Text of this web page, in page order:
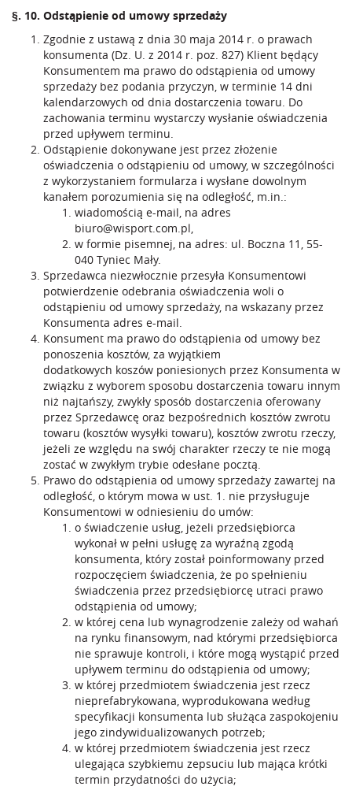
§. 10. Odstąpienie od umowy sprzedaży
Zgodnie z ustawą z dnia 30 maja 2014 r. o prawach
konsumenta (Dz. U. z 2014 r. poz. 827) Klient będący
Konsumentem ma prawo do odstąpienia od umowy
sprzedaży bez podania przyczyn, w terminie 14 dni
kalendarzowych od dnia dostarczenia towaru. Do
zachowania terminu wystarczy wysłanie oświadczenia
przed upływem terminu.
Odstąpienie dokonywane jest przez złożenie
oświadczenia o odstąpieniu od umowy, w szczególności
z wykorzystaniem formularza i wysłane dowolnym
kanałem porozumienia się na odległość, m.in.:
wiadomością e-mail, na adres
biuro@wisport.com.pl,
w formie pisemnej, na adres: ul. Boczna 11, 55-
040 Tyniec Mały.
Sprzedawca niezwłocznie przesyła Konsumentowi
potwierdzenie odebrania oświadczenia woli o
odstąpieniu od umowy sprzedaży, na wskazany przez
Konsumenta adres e-mail.
Konsument ma prawo do odstąpienia od umowy bez
ponoszenia kosztów, za wyjątkiem
dodatkowych koszów poniesionych przez Konsumenta w
związku z wyborem sposobu dostarczenia towaru innym
niż najtańszy, zwykły sposób dostarczenia oferowany
przez Sprzedawcę oraz bezpośrednich kosztów zwrotu
towaru (kosztów wysyłki towaru), kosztów zwrotu rzeczy,
jeżeli ze względu na swój charakter rzeczy te nie mogą
zostać w zwykłym trybie odesłane pocztą.
Prawo do odstąpienia od umowy sprzedaży zawartej na
odległość, o którym mowa w ust. 1. nie przysługuje
Konsumentowi w odniesieniu do umów:
o świadczenie usług, jeżeli przedsiębiorca
wykonał w pełni usługę za wyraźną zgodą
konsumenta, który został poinformowany przed
rozpoczęciem świadczenia, że po spełnieniu
świadczenia przez przedsiębiorcę utraci prawo
odstąpienia od umowy;
w której cena lub wynagrodzenie zależy od wahań
na rynku finansowym, nad którymi przedsiębiorca
nie sprawuje kontroli, i które mogą wystąpić przed
upływem terminu do odstąpienia od umowy;
w której przedmiotem świadczenia jest rzecz
nieprefabrykowana, wyprodukowana według
specyfikacji konsumenta lub służąca zaspokojeniu
jego zindywidualizowanych potrzeb;
w której przedmiotem świadczenia jest rzecz
ulegająca szybkiemu zepsuciu lub mająca krótki
termin przydatności do użycia;